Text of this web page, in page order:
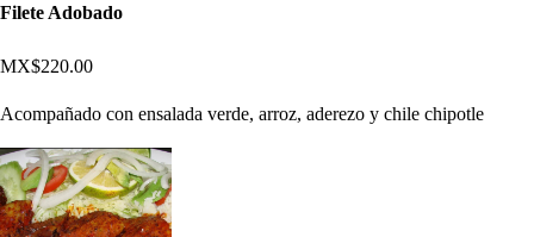
Filete Adobado
MX$220.00
Acompañado con ensalada verde, arroz, aderezo y chile chipotle